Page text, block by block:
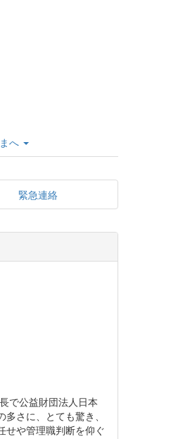
へ
緊急連絡
で公益財団法人日本
さに、とても驚き、
せや管理職判断を仰ぐ